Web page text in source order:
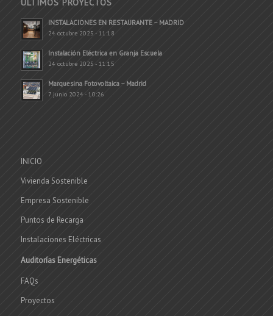
INSTALACIONES EN RESTAURANTE – MADRID
24 octubre 2025 - 11:18
Instalación Eléctrica en Granja Escuela
24 octubre 2025 - 11:15
Marquesina Fotovoltaica – Madrid
7 junio 2024 - 10:26
INICIO
Vivienda Sostenible
Empresa Sostenible
Puntos de Recarga
Instalaciones Eléctricas
Auditorías Energéticas
FAQs
Proyectos